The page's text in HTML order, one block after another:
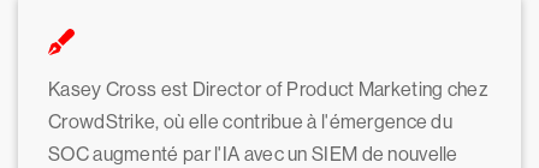
Kasey Cross est Director of Product Marketing chez
CrowdStrike, où elle contribue à l'émergence du
SOC augmenté par l'IA avec un SIEM de nouvelle